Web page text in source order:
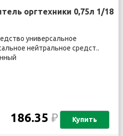
оргтехники 0,75л 1/18
универсальное
нейтральное средст..
186.35₽ Купить